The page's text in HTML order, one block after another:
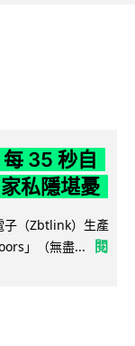
35 秒自
私隱堪憂
子（Zbtlink）生產
」（無盡...
閱